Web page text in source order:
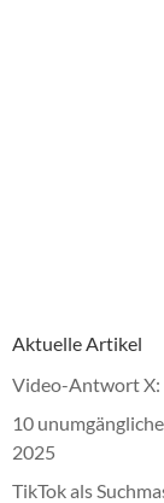
Aktuelle Artikel
Video-Antwort X:
10
2025
TikTok als